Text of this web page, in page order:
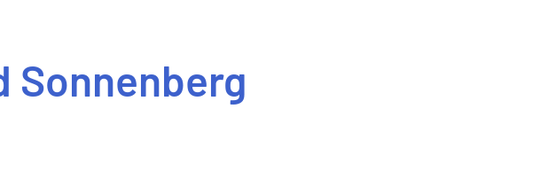
Sonnenberg